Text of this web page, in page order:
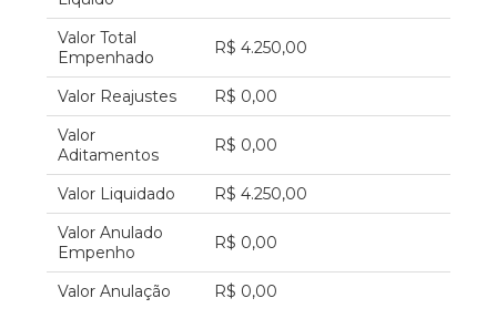
Valor Total
Empenhado
R$ 4.250,00
Valor Reajustes
R$ 0,00
Valor
Aditamentos
R$ 0,00
Valor Liquidado
R$ 4.250,00
Valor Anulado
Empenho
R$ 0,00
Valor Anulação R$ 0,00